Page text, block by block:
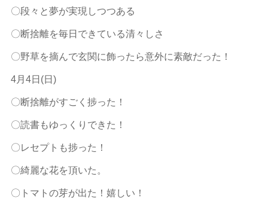
〇段々と夢が実現しつつある
〇断捨離を毎日できている清々しさ
〇野草を摘んで玄関に飾ったら意外に素敵だった！
4月4日 (日)
〇断捨離がすごく捗った！
〇読書もゆっくりできた！
〇レセプトも捗った！
〇綺麗な花を頂いた。
〇トマトの芽が出た！嬉しい！